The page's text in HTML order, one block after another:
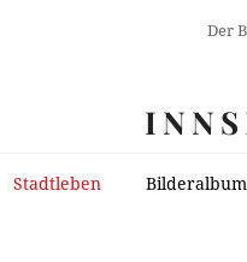
Der
Stadtleben Bilderalbum